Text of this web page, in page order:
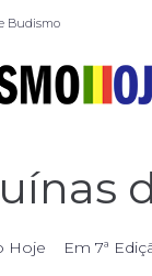
Budismo
Hoje Em 7ª